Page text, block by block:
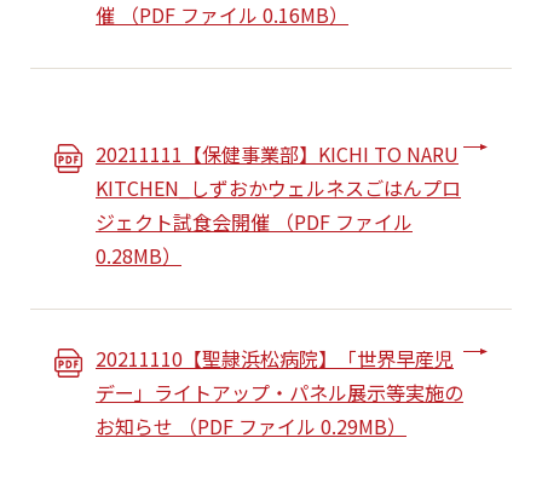
催 （PDF ファイル 0.16MB）
20211111【保健事業部】KICHI TO NARU
KITCHEN_しずおかウェルネスごはんプロ
ジェクト試食会開催 （PDF ファイル
0.28MB）
20211110【聖隷浜松病院】「世界早産児
デー」ライトアップ・パネル展示等実施の
お知らせ （PDF ファイル 0.29MB）